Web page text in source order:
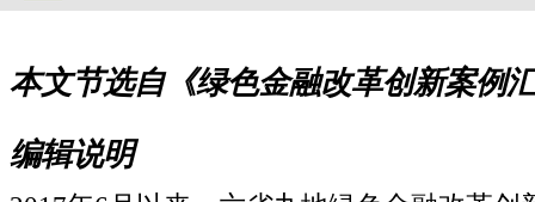
本文节选自《绿色金融改革创新案例
编辑说明